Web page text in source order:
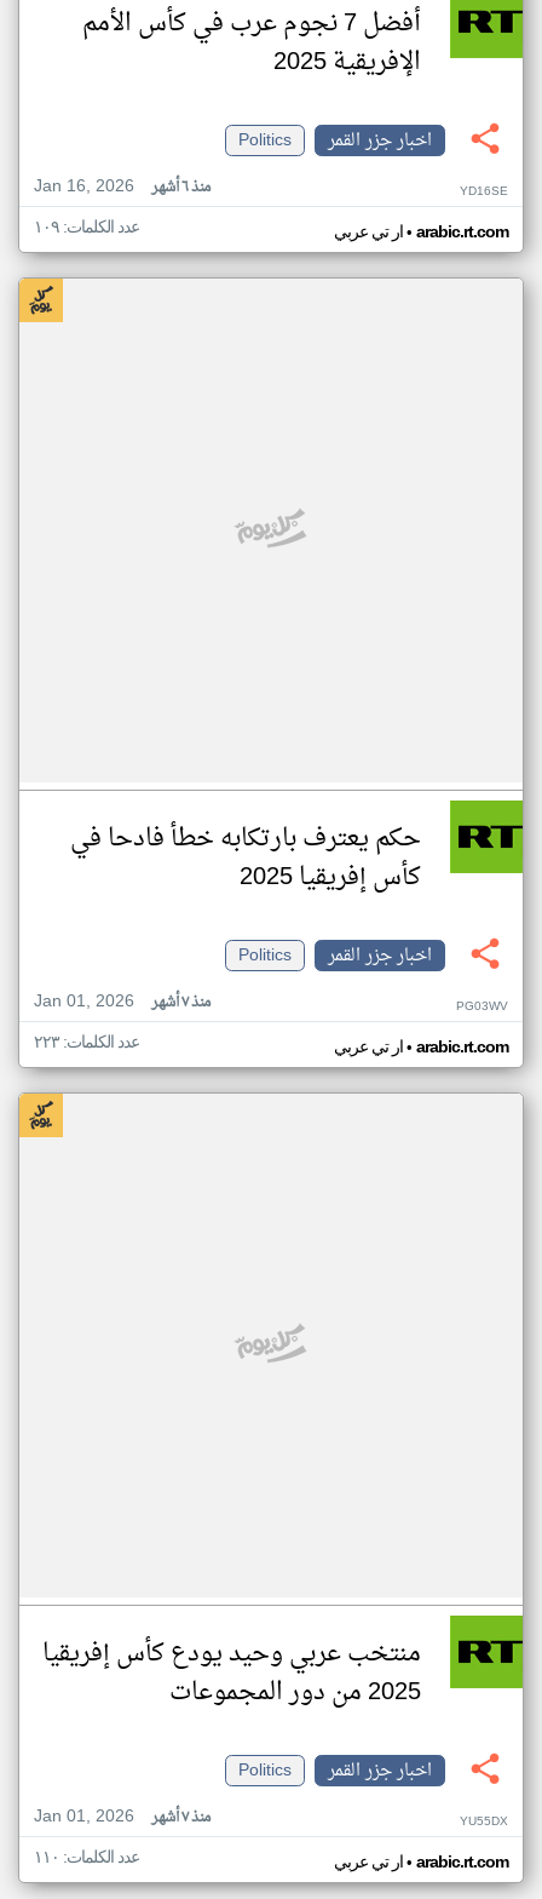
أفضل 7 نجوم عرب في كأس الأمم
الإفريقية 2025
اخبار جزر القمر
Politics
Jan 16, 2026
منذ ٦ أشهر YD16SE
ار تي عربي• arabic.rt.com عدد الكلمات: ١٠٩
حكم يعترف بارتكابه خطأ فادحا في
كأس إفريقيا 2025
اخبار جزر القمر
Politics
Jan 01, 2026
منذ ٧ أشهر PG03WV
ار تي عربي• arabic.rt.com عدد الكلمات: ٢٢٣
منتخب عربي وحيد يودع كأس إفريقيا
2025 من دور المجموعات
اخبار جزر القمر
Politics
Jan 01, 2026
منذ ٧ أشهر YU55DX
ار تي عربي• arabic.rt.com عدد الكلمات: ١١٠